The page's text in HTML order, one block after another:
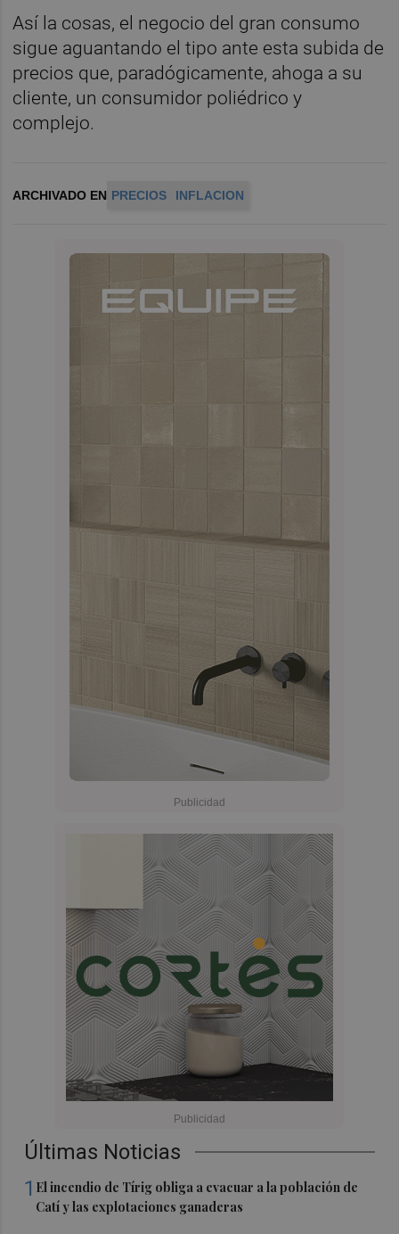
Últimas Noticias
1 El incendio de Tírig obliga a evacuar a la población de
Catí y las explotaciones ganaderas
Así la cosas, el negocio del gran consumo
sigue aguantando el tipo ante esta subida de
precios que, paradógicamente, ahoga a su
cliente, un consumidor poliédrico y
complejo.
ARCHIVADO EN PRECIOS INFLACION